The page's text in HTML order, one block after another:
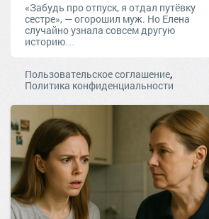
«Забудь про отпуск, я отдал путёвку
сестре», — огорошил муж. Но Елена
случайно узнала совсем другую
историю…
Пользовательское соглашение,
Политика конфиденциальности